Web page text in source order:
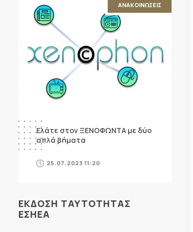
ΑΝΑΚΟΙΝΩΣΕΙΣ
Ελάτε στον ΞΕΝΟΦΩΝΤΑ με δύο
απλά βήματα
25.07.2023 11:20
ΕΚΔΟΣΗ ΤΑΥΤΟΤΗΤΑΣ
ΕΣΗΕΑ